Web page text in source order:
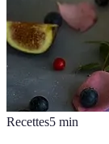
Recettes5 min